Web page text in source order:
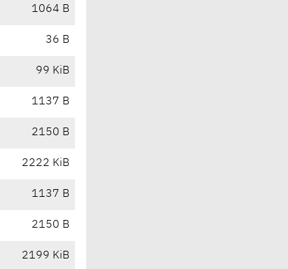
1064 B
36 B
99 KiB
1137 B
2150 B
2222 KiB
1137 B
2150 B
2199 KiB